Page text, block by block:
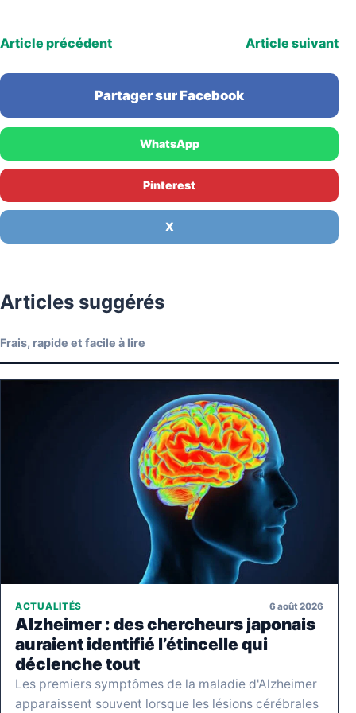
Article précédent Article suivant
Partager sur Facebook
WhatsApp
Pinterest
X
Articles suggérés
Frais, rapide et facile à lire
ACTUALITÉS 6 août 2026
Alzheimer : des chercheurs japonais
auraient identifié l’étincelle qui
déclenche tout
Les premiers symptômes de la maladie d'Alzheimer
apparaissent souvent lorsque les lésions cérébrales